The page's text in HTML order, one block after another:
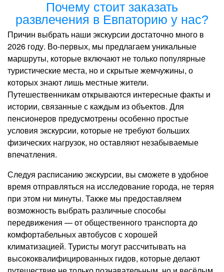
Почему стоит заказать
развлечения в Евпаторию у нас?
Причин выбрать наши экскурсии достаточно много в
2026 году. Во-первых, мы предлагаем уникальные
маршруты, которые включают не только популярные
туристические места, но и скрытые жемчужины, о
которых знают лишь местные жители.
Путешественникам открываются интересные факты и
истории, связанные с каждым из объектов. Для
пенсионеров предусмотрены особенно простые
условия экскурсии, которые не требуют больших
физических нагрузок, но оставляют незабываемые
впечатления.
Следуя расписанию экскурсии, вы сможете в удобное
время отправляться на исследование города, не теряя
при этом ни минуты. Также мы предоставляем
возможность выбрать различные способы
передвижения — от общественного транспорта до
комфортабельных автобусов с хорошей
климатизацией. Туристы могут рассчитывать на
высококвалифицированных гидов, которые делают